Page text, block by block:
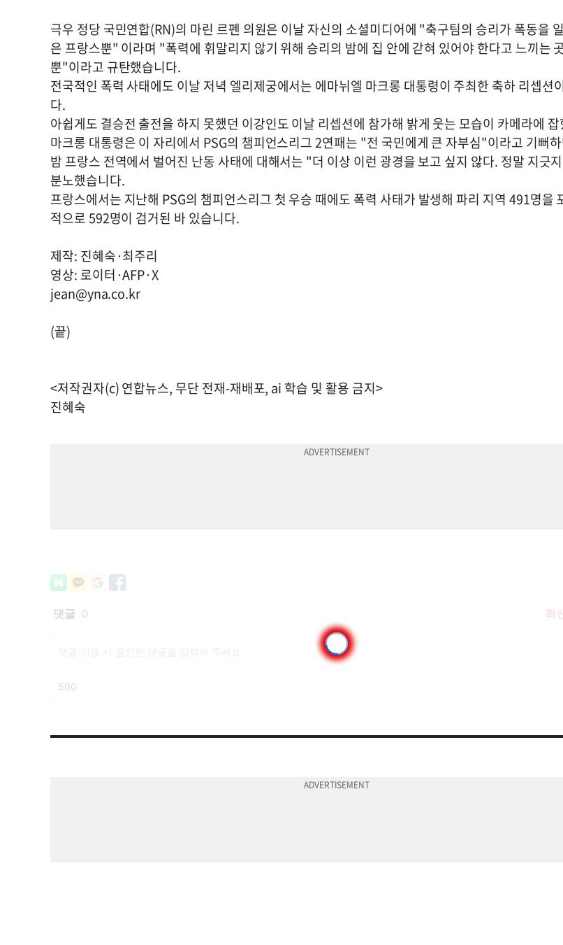
극우 정당 국민연합(RN)의 마린 르펜 의원은 이날 자신의 소셜미디어에 "축구팀의 승리가 폭동을
은 프랑스뿐" 이라며 "폭력에 휘말리지 않기 위해 승리의 밤에 집 안에 갇혀 있어야 한다고 느끼는
뿐"이라고 규탄했습니다.
전국적인 폭력 사태에도 이날 저녁 엘리제궁에서는 에마뉘엘 마크롱 대통령이 주최한 축하 리셉션
다.
아쉽게도 결승전 출전을 하지 못했던 이강인도 이날 리셉션에 참가해 밝게 웃는 모습이 카메라에
마크롱 대통령은 이 자리에서 PSG의 챔피언스리그 2연패는 "전 국민에게 큰 자부심"이라고 기뻐
밤 프랑스 전역에서 벌어진 난동 사태에 대해서는 "더 이상 이런 광경을 보고 싶지 않다. 정말 지긋
분노했습니다.
프랑스에서는 지난해 PSG의 챔피언스리그 첫 우승 때에도 폭력 사태가 발생해 파리 지역 491명을
적으로 592명이 검거된 바 있습니다.
제작: 진혜숙·최주리
영상: 로이터·AFP·X
jean@yna.co.kr
(끝)
<저작권자(c) 연합뉴스, 무단 전재-재배포, ai 학습 및 활용 금지>
진혜숙